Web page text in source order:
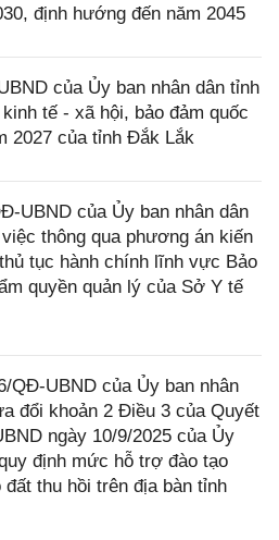
định hướng đến năm 2045
của Ủy ban nhân dân tỉnh
tế - xã hội, bảo đảm quốc
2027 của tỉnh Đắk Lắk
UBND của Ủy ban nhân dân
thông qua phương án kiến
tục hành chính lĩnh vực Bảo
quyền quản lý của Sở Y tế
QĐ-UBND của Ủy ban nhân
đổi khoản 2 Điều 3 của Quyết
ngày 10/9/2025 của Ủy
định mức hỗ trợ đào tạo
thu hồi trên địa bàn tỉnh